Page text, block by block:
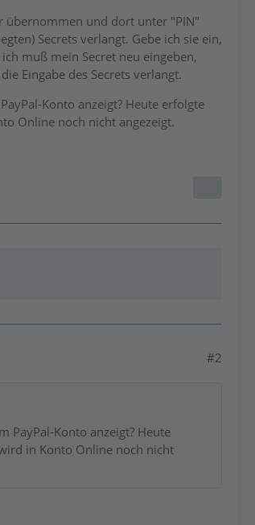
übernommen und dort unter "PIN"
Secrets verlangt. Gebe ich sie ein,
muß mein Secret neu eingeben,
Eingabe des Secrets verlangt.
Konto anzeigt? Heute erfolgte
Online noch nicht angezeigt.
#2
PayPal-Konto anzeigt? Heute
in Konto Online noch nicht